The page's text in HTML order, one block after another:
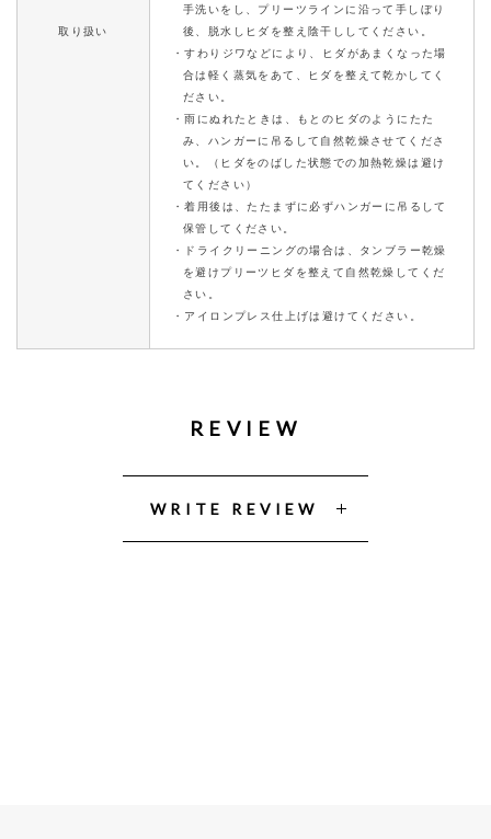
取り扱い
手洗いをし、プリーツラインに沿って手しぼり
後、脱水しヒダを整え陰干ししてください。
・すわりジワなどにより、ヒダがあまくなった場
合は軽く蒸気をあて、ヒダを整えて乾かしてく
ださい。
・雨にぬれたときは、もとのヒダのようにたた
み、ハンガーに吊るして自然乾燥させてくださ
い。（ヒダをのばした状態での加熱乾燥は避け
てください）
・着用後は、たたまずに必ずハンガーに吊るして
保管してください。
・ドライクリーニングの場合は、タンブラー乾燥
を避けプリーツヒダを整えて自然乾燥してくだ
さい。
・アイロンプレス仕上げは避けてください。
REVIEW
WRITE REVIEW